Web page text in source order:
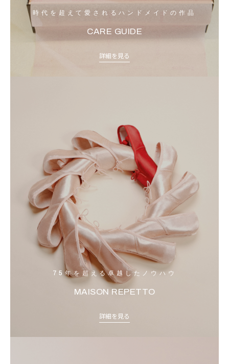
時代を超えて愛されるハンドメイドの作品
CARE GUIDE
詳細を見る
75年を超える卓越したノウハウ
MAISON REPETTO
詳細を見る